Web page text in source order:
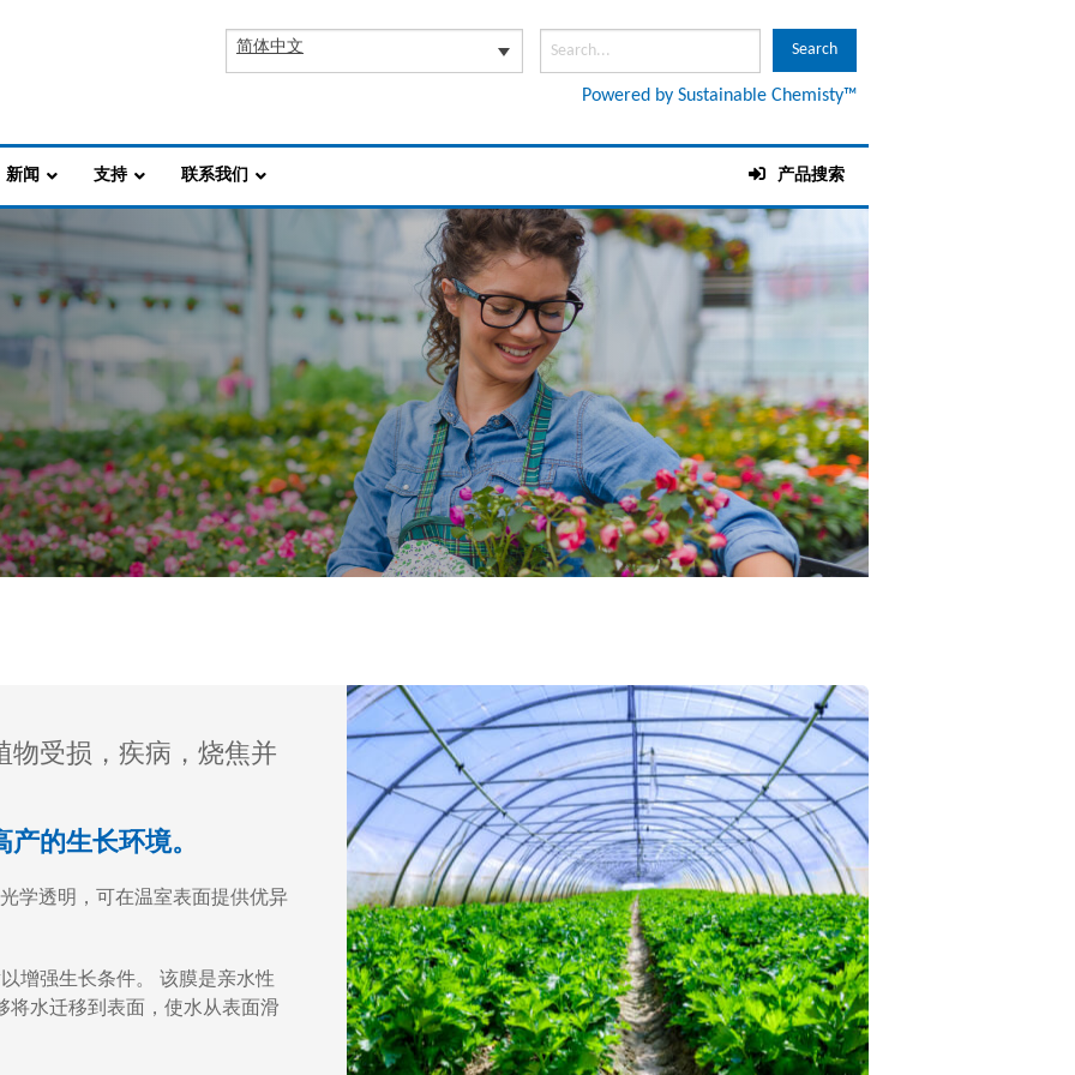
Powered by Sustainable Chemisty™
简体中文
新闻 支持 联系我们 产品搜索
物受损，疾病，烧焦并
的生长环境。
学透明，可在温室表面提供优异
增强生长条件。 该膜是亲水性
将水迁移到表面，使水从表面滑